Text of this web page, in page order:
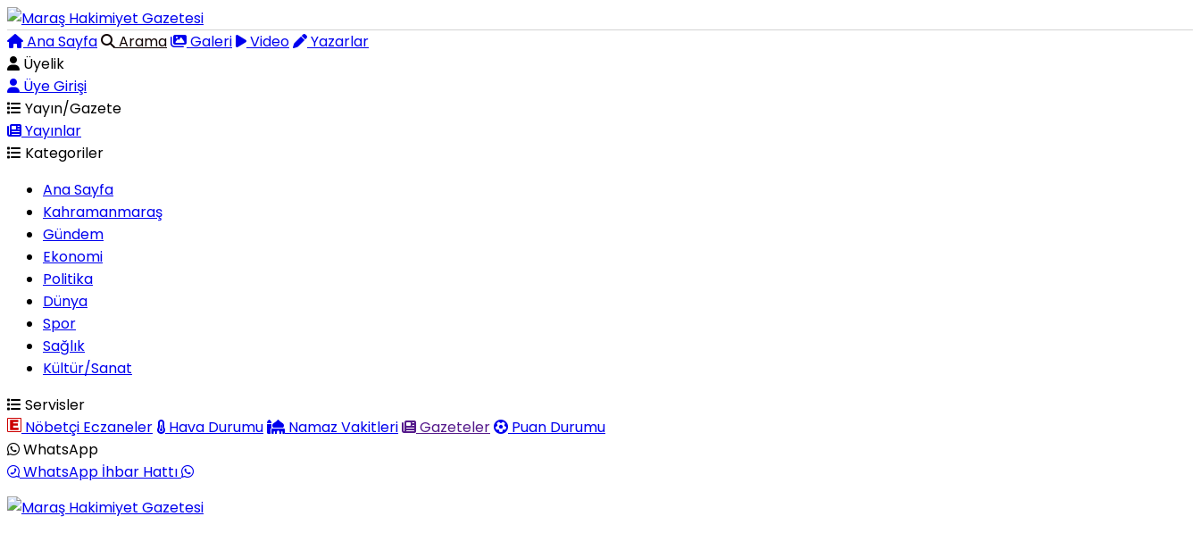
Ana Sayfa Arama Galeri Video
Yazarlar
Üyelik
Üye Girişi
Yayın/Gazete
Yayınlar
Kategoriler
Ana Sayfa
Kahramanmaraş
Gündem
Ekonomi
Politika
Dünya
Spor
Sağlık
Kültür/Sanat
Servisler
Nöbetçi Eczaneler
Hava Durumu Namaz Vakitleri Gazeteler
Puan Durumu
WhatsApp
WhatsApp İhbar Hattı